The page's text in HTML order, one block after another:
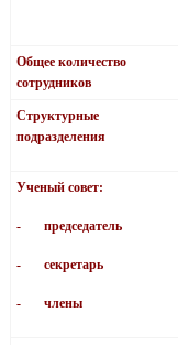
Общее количество
сотрудников
Структурные
подразделения
Ученый совет:
- председатель
- секретарь
- члены